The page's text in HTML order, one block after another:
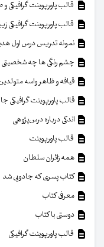
قالب پاورپوینت گرافیکی و
قالب پاورپوینت گرافیکی
نمونه تدریس درس اول
چشم رنگی ها چه شخصیتی
قیافه و ظاهر واسه
قالب پاورپوینت گرافیکی
اندکی درباره درس‌پژوهی
قالب پاورپوینت
همه زائران سلطان
کتاب پسری که جادویی شد
معرفی کتاب
دوستی با کتاب
قالب پاورپوینت گرافیکی